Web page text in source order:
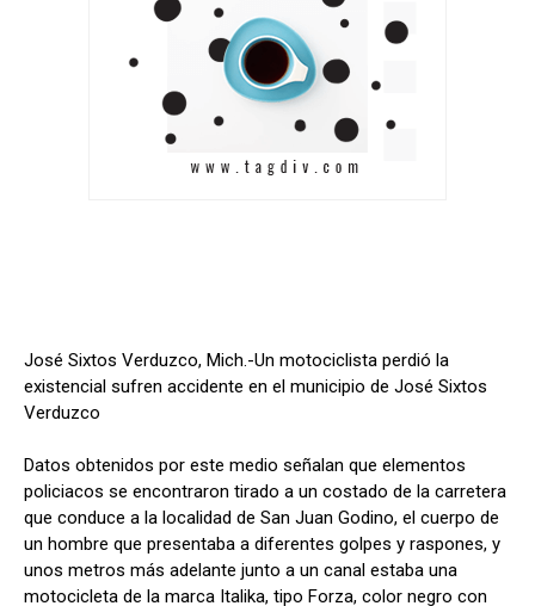
José Sixtos Verduzco, Mich.-Un motociclista perdió la
existencial sufren accidente en el municipio de José Sixtos
Verduzco
Datos obtenidos por este medio señalan que elementos
policiacos se encontraron tirado a un costado de la carretera
que conduce a la localidad de San Juan Godino, el cuerpo de
un hombre que presentaba a diferentes golpes y raspones, y
unos metros más adelante junto a un canal estaba una
motocicleta de la marca Italika, tipo Forza, color negro con